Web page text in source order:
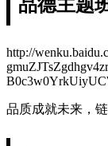
品德主题
http://
品质成就未来，